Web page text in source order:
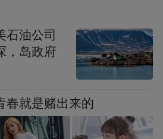
石油公司
，岛政府
春就是赌出来的